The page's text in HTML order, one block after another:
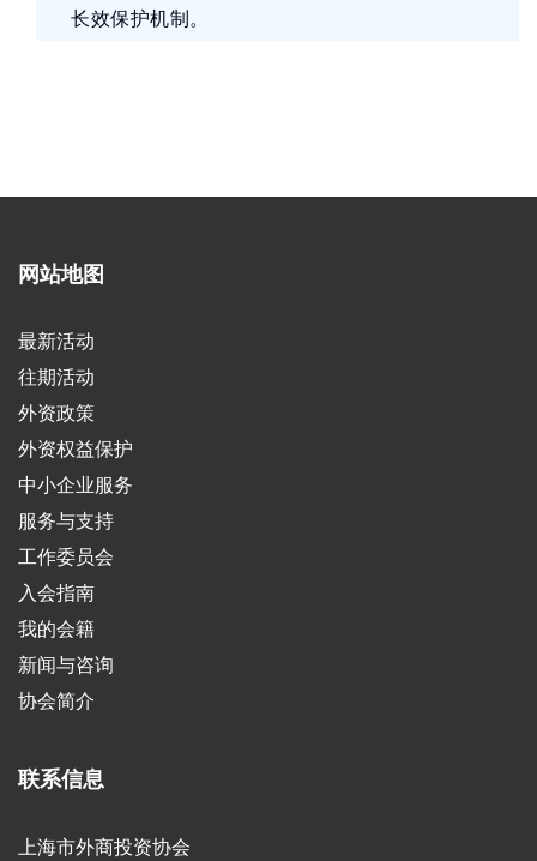
长效保护机制。
网站地图
最新活动
往期活动
外资政策
外资权益保护
中小企业服务
服务与支持
工作委员会
入会指南
我的会籍
新闻与咨询
协会简介
联系信息
上海市外商投资协会